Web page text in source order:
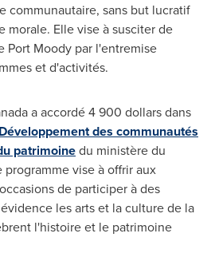
communautaire, sans but lucratif
morale. Elle vise à susciter de
Port Moody par l'entremise
et d'activités.
a accordé 4900 dollarsdans
Développement des communautés
patrimoinedu ministère du
vise à offrir aux
de participer à des
les arts et la culture de la
l'histoire et le patrimoine